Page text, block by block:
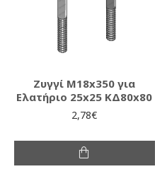
Ζυγγί Μ18x350 για
Ελατήριο 25x25 ΚΔ80x80
2,78€